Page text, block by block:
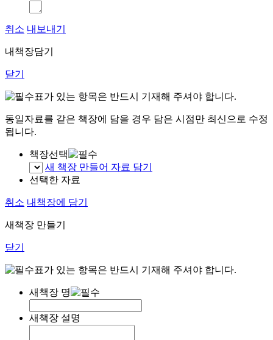
취소 내보내기
내책장담기
닫기
표가 있는 항목은 반드시 기재해 주셔야 합니다.
동일자료를 같은 책장에 담을 경우 담은 시점만 최신으로 수정
됩니다.
책장선택
새 책장 만들어 자료 담기
선택한 자료
취소 내책장에 담기
새책장 만들기
닫기
표가 있는 항목은 반드시 기재해 주셔야 합니다.
새책장 명
새책장 설명